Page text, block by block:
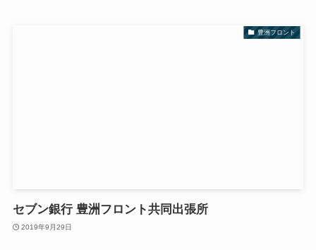
豊洲フロント
セブン銀行 豊洲フロント共同出張所
2019年9月29日